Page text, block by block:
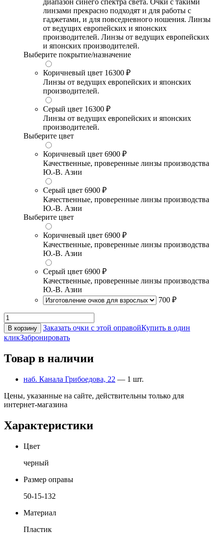
диапазон синего спектра света. Очки с такими
линзами прекрасно подходят и для работы с
гаджетами, и для повседневного ношения. Линзы
от ведущих европейских и японских
производителей. Линзы от ведущих европейских
и японских производителей.
Выберите покрытие/назначение
Коричневый цвет 16300 ₽
Линзы от ведущих европейских и японских
производителей.
Серый цвет 16300 ₽
Линзы от ведущих европейских и японских
производителей.
Выберите цвет
Коричневый цвет 6900 ₽
Качественные, проверенные линзы производства
Ю.-В. Азии
Серый цвет 6900 ₽
Качественные, проверенные линзы производства
Ю.-В. Азии
Выберите цвет
Коричневый цвет 6900 ₽
Качественные, проверенные линзы производства
Ю.-В. Азии
Серый цвет 6900 ₽
Качественные, проверенные линзы производства
Ю.-В. Азии
700 ₽
В корзину Заказать очки с этой оправойКупить в один
кликЗабронировать
Товар в наличии
наб. Канала Грибоедова, 22 — 1 шт.
Цены, указанные на сайте, действительны только для
интернет-магазина
Характеристики
Цвет
черный
Размер оправы
50-15-132
Материал
Пластик